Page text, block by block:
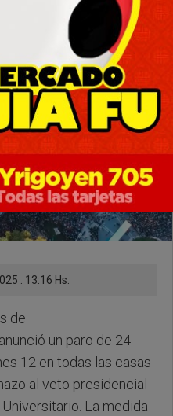
. 13:16 Hs.
de
un paro de 24
12 en todas las casas
al veto presidencial
La medida